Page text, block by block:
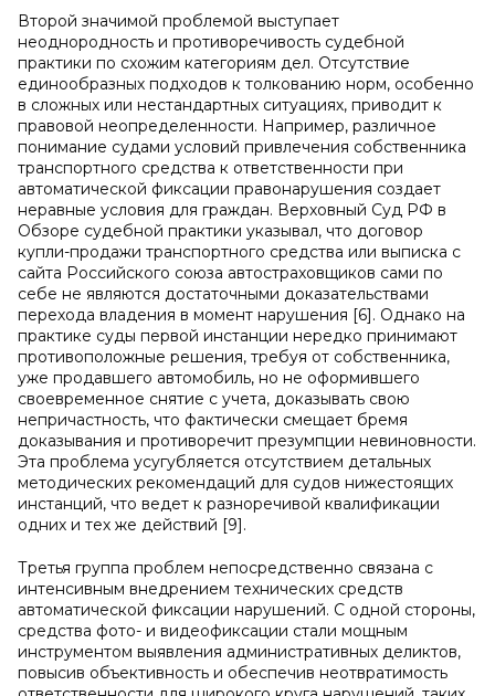
Второй значимой проблемой выступает
неоднородность и противоречивость судебной
практики по схожим категориям дел. Отсутствие
единообразных подходов к толкованию норм, особенно
в сложных или нестандартных ситуациях, приводит к
правовой неопределенности. Например, различное
понимание судами условий привлечения собственника
транспортного средства к ответственности при
автоматической фиксации правонарушения создает
неравные условия для граждан. Верховный Суд РФ в
Обзоре судебной практики указывал, что договор
купли-продажи транспортного средства или выписка с
сайта Российского союза автостраховщиков сами по
себе не являются достаточными доказательствами
перехода владения в момент нарушения [6]. Однако на
практике суды первой инстанции нередко принимают
противоположные решения, требуя от собственника,
уже продавшего автомобиль, но не оформившего
своевременное снятие с учета, доказывать свою
непричастность, что фактически смещает бремя
доказывания и противоречит презумпции невиновности.
Эта проблема усугубляется отсутствием детальных
методических рекомендаций для судов нижестоящих
инстанций, что ведет к разноречивой квалификации
одних и тех же действий [9].
Третья группа проблем непосредственно связана с
интенсивным внедрением технических средств
автоматической фиксации нарушений. С одной стороны,
средства фото- и видеофиксации стали мощным
инструментом выявления административных деликтов,
повысив объективность и обеспечив неотвратимость